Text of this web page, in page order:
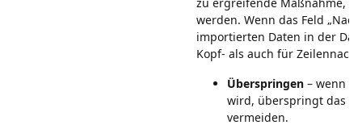
werden. Wenn das Feld
importierten Daten in der
Kopf- als auch für
Überspringen – wenn
wird, überspringt das
vermeiden.